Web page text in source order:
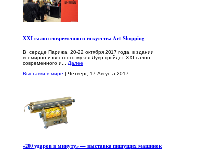
XXI салон современного искусства Art Shopping
В сердце Парижа, 20-22 октября 2017 года, в здании
всемирно известного музея Лувр пройдет XXI салон
современного и... Далее
Выставки в мире | Четверг, 17 Августа 2017
«200 ударов в минуту» — выставка пишущих машинок